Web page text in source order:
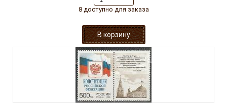
8 доступно для заказа